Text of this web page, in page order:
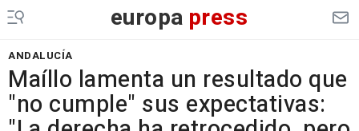
europa press
ANDALUCÍA
Maíllo lamenta un resultado que
"no cumple" sus expectativas: